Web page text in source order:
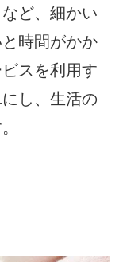
ど、細かい
時間がかか
スを利用す
し、生活の